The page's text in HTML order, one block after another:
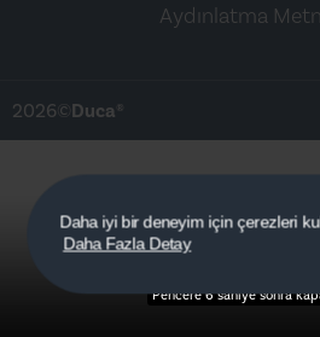
Daha iyi bir deneyim için çerezleri
Daha Fazla Detay
Aydınlatma
2026© Duca®
Pencere 5 saniye sonra